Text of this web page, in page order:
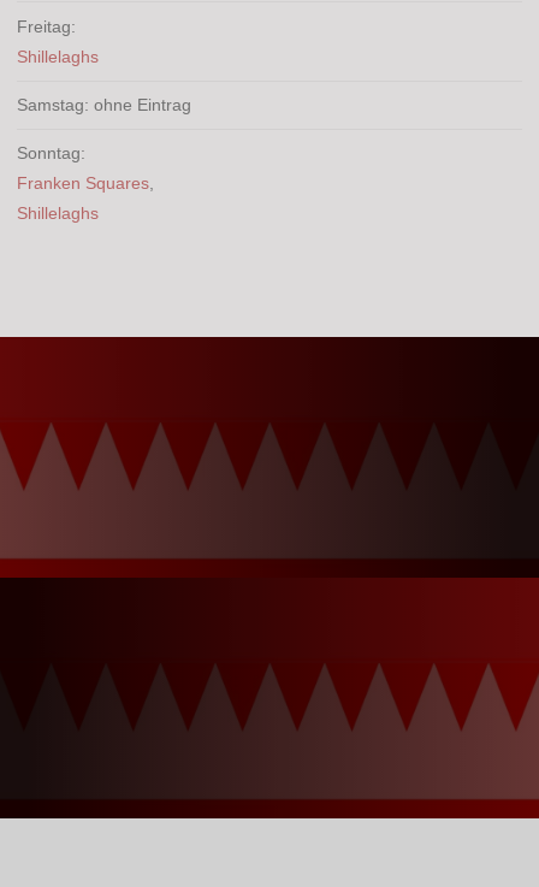
Freitag:
Shillelaghs
Samstag: ohne Eintrag
Sonntag:
Franken Squares,
Shillelaghs